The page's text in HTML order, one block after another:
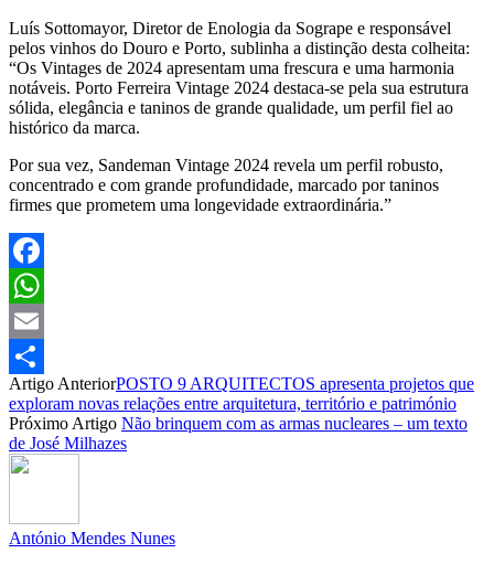
Luís Sottomayor, Diretor de Enologia da Sogrape e responsável
pelos vinhos do Douro e Porto, sublinha a distinção desta colheita:
“Os Vintages de 2024 apresentam uma frescura e uma harmonia
notáveis. Porto Ferreira Vintage 2024 destaca-se pela sua estrutura
sólida, elegância e taninos de grande qualidade, um perfil fiel ao
histórico da marca.
Por sua vez, Sandeman Vintage 2024 revela um perfil robusto,
concentrado e com grande profundidade, marcado por taninos
firmes que prometem uma longevidade extraordinária.”
Facebook
WhatsApp
Email
Partilhar
Artigo AnteriorPOSTO 9 ARQUITECTOS apresenta projetos que
exploram novas relações entre arquitetura, território e património
Próximo Artigo Não brinquem com as armas nucleares – um texto
de José Milhazes
António Mendes Nunes